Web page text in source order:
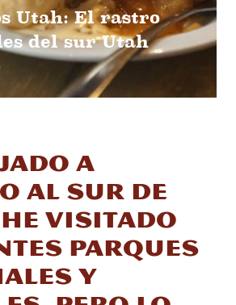
Utah: El rastro
del sur Utah
a
al sur de
visitado
parques
y